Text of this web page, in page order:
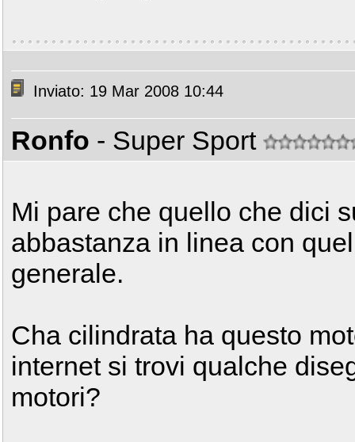
Inviato: 19 Mar 2008 10:44
Ronfo - Super Sport
Mi pare che quello che dici
abbastanza in linea con
generale.
Cha cilindrata ha questo
internet si trovi qualche
motori?